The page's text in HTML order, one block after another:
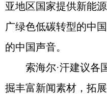
亚地区国家提供新能
广绿色低碳转型的中
的中国声音。
索海尔·汗建议各
掘丰富新闻素材，拓